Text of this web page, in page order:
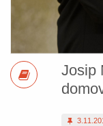
Josip